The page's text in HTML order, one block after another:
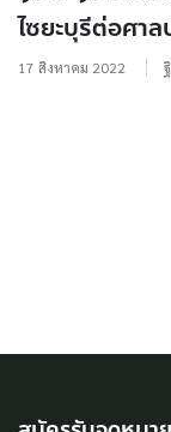
ไซยะบุรีต่อศา
17 สิงหาคม 2022